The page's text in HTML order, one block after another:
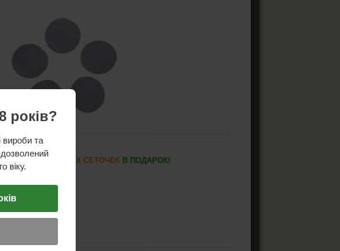
МЕТАЛЛИЧЕСКИХ СЕТОЧЕК В ПОДАРОК!
років?
вироби та
віку.